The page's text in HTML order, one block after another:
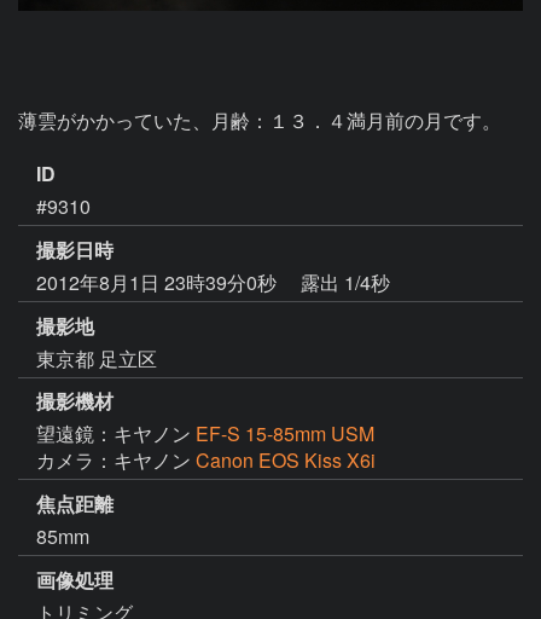
薄雲がかかっていた、月齢：１３．４満月前の月です。
ID
#9310
撮影日時
2012年8月1日 23時39分0秒
露出 1/4秒
撮影地
東京都 足立区
撮影機材
望遠鏡：キヤノン EF-S 15-85mm USM
カメラ：キヤノン Canon EOS Kiss X6i
焦点距離
85mm
画像処理
トリミング